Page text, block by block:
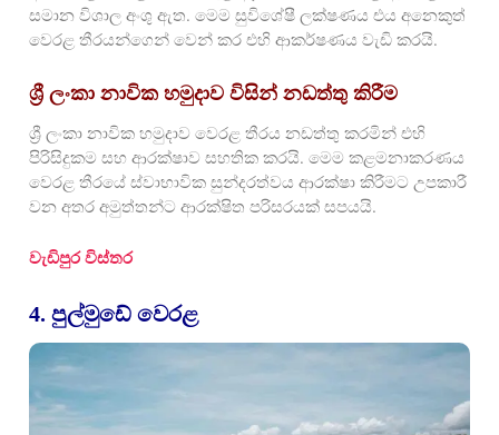
සමාන විශාල අංශු ඇත. මෙම සුවිශේෂී ලක්ෂණය එය අනෙකුත්
වෙරළ තීරයන්ගෙන් වෙන් කර එහි ආකර්ෂණය වැඩි කරයි.
ශ්‍රී ලංකා නාවික හමුදාව විසින් නඩත්තු කිරීම
ශ්‍රී ලංකා නාවික හමුදාව වෙරළ තීරය නඩත්තු කරමින් එහි
පිරිසිදුකම සහ ආරක්ෂාව සහතික කරයි. මෙම කළමනාකරණය
වෙරළ තීරයේ ස්වාභාවික සුන්දරත්වය ආරක්ෂා කිරීමට උපකාරී
වන අතර අමුත්තන්ට ආරක්ෂිත පරිසරයක් සපයයි.
වැඩිපුර විස්තර
4. පුල්මුඩේ වෙරළ